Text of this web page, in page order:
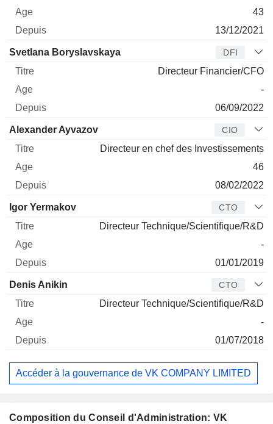
43
13/12/2021
Svetlana Boryslavskaya DFI
Directeur Financier/CFO
-
06/09/2022
Alexander Ayvazov CIO
Directeur en chef des Investissements
46
08/02/2022
Igor Yermakov CTO
Directeur Technique/Scientifique/R&D
-
01/01/2019
Denis Anikin CTO
Directeur Technique/Scientifique/R&D
-
01/07/2018
Accéder à la gouvernance de VK COMPANY LIMITED
Composition du Conseil d'Administration: VK